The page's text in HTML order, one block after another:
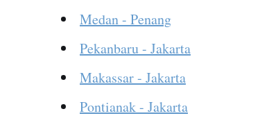
Medan - Penang
Pekanbaru - Jakarta
Makassar - Jakarta
Pontianak - Jakarta